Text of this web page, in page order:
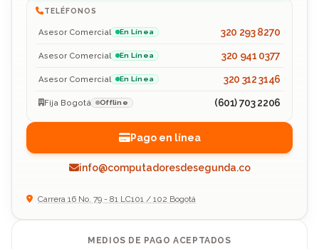
TELÉFONOS
Asesor Comercial En Línea 320 293 8270
Asesor Comercial En Línea 320 941 0377
Asesor Comercial En Línea 320 312 3146
Fija Bogotá Offline (601) 703 2206
Pago en línea
info@computadoresdesegunda.co
Carrera 16 No. 79 - 81 LC101 / 102 Bogotá
MEDIOS DE PAGO ACEPTADOS